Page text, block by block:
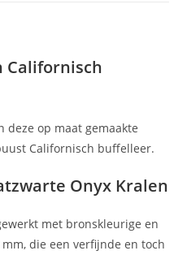
Californisch
deze op maat gemaakte
Californisch buffelleer.
Onyx Kralen
met bronskleurige en
die een verfijnde en toch